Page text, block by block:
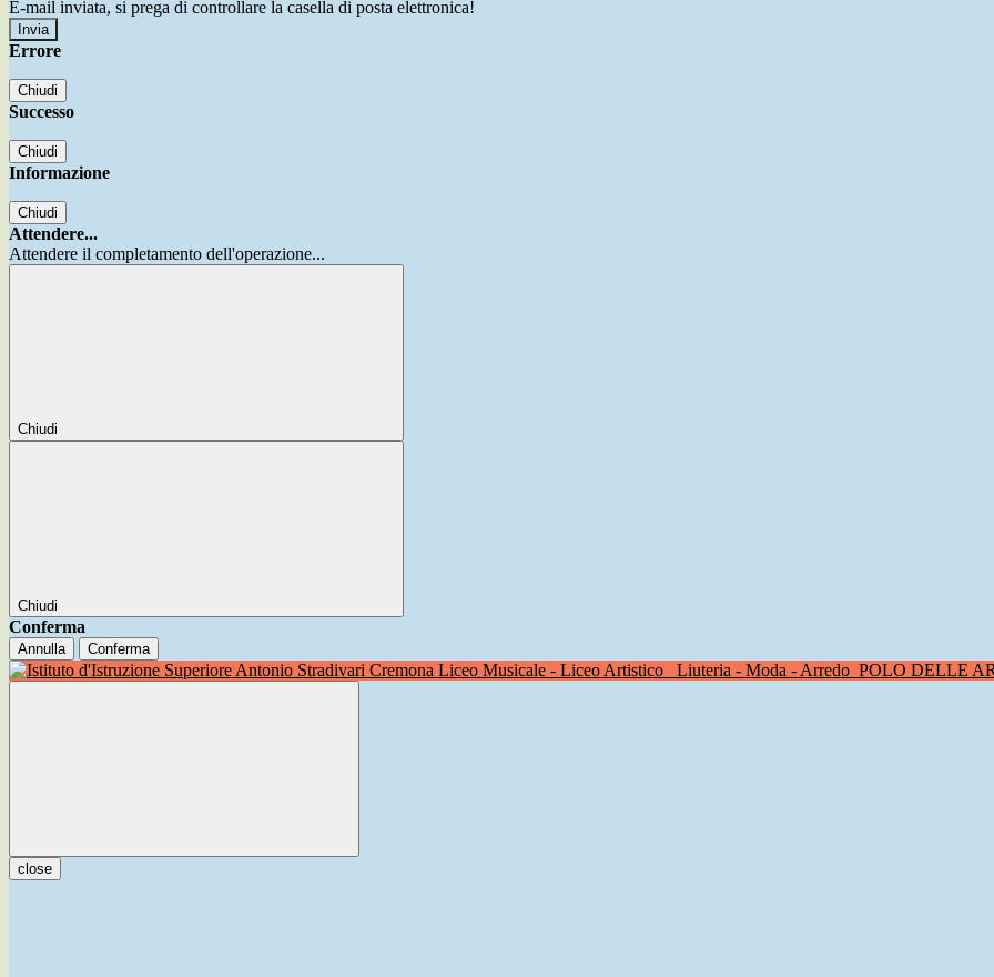
E-mail inviata, si prega di controllare la casella di posta elettronica!
Errore
Chiudi
Successo
Chiudi
Informazione
Chiudi
Attendere...
Attendere il completamento dell'operazione...
Chiudi
Chiudi
Conferma
Annulla Conferma
Liceo Musicale - Liceo Artistico Liuteria - Moda - Arredo POLO DELLE
close